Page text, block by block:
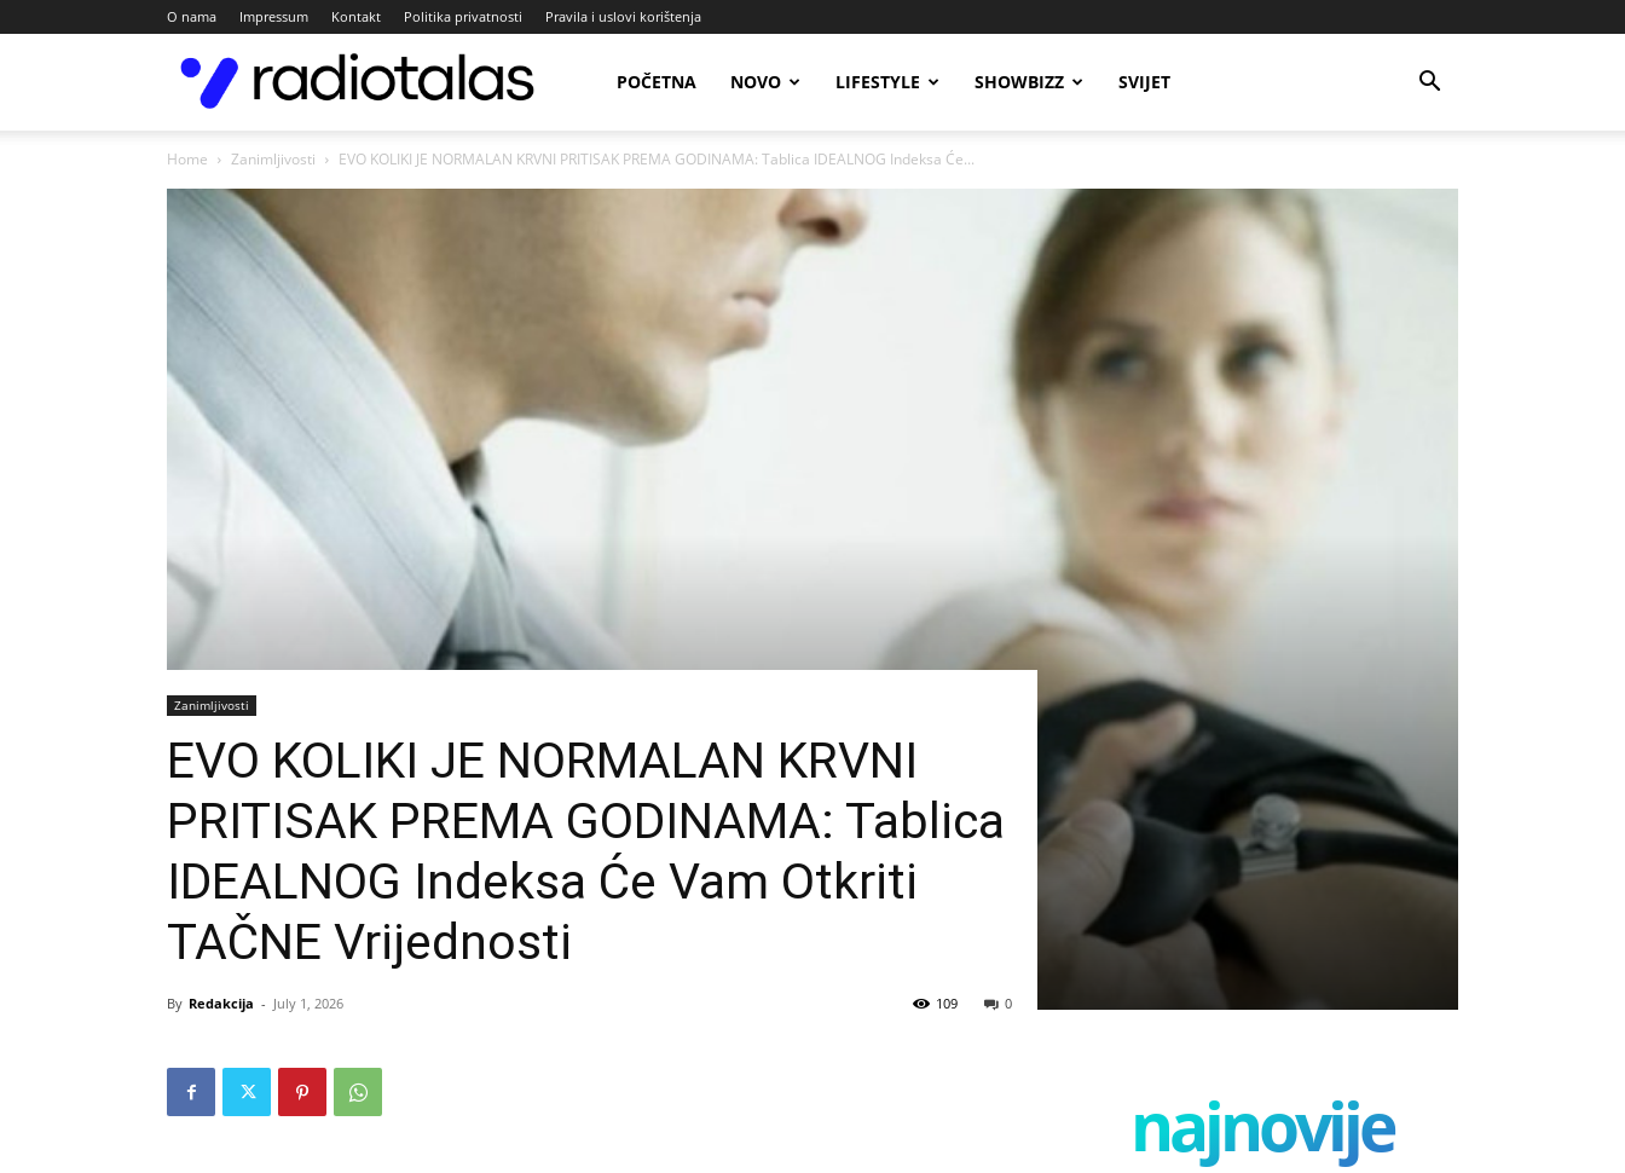
O nama Impressum Kontakt Politika privatnosti Pravila i uslovi korištenja
POČETNA NOVO LIFESTYLE SHOWBIZZ SVIJET
Home Zanimljivosti EVO KOLIKI JE NORMALAN KRVNI PRITISAK PREMA GODINAMA: Tablica IDEALNOG Indeksa Će...
Zanimljivosti
EVO KOLIKI JE NORMALAN KRVNI
PRITISAK PREMA GODINAMA: Tablica
IDEALNOG Indeksa Će Vam Otkriti
TAČNE Vrijednosti
By Redakcija - July 1, 2026 0
109
najnovije